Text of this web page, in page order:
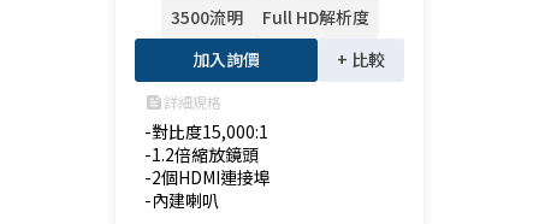
3500流明
Full HD解析度
加入詢價
+ 比較
feed詳細規格
-對比度15,000:1
-1.2倍縮放鏡頭
-2個HDMI連接埠
-內建喇叭